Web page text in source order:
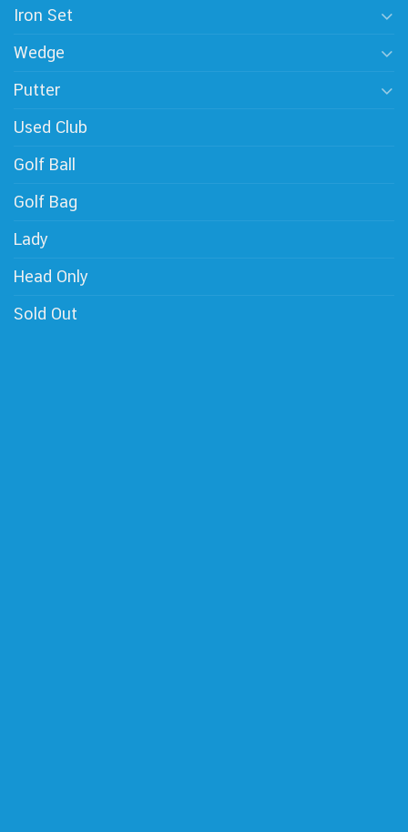
Iron Set
Wedge
Putter
Used Club
Golf Ball
Golf Bag
Lady
Head Only
Sold Out